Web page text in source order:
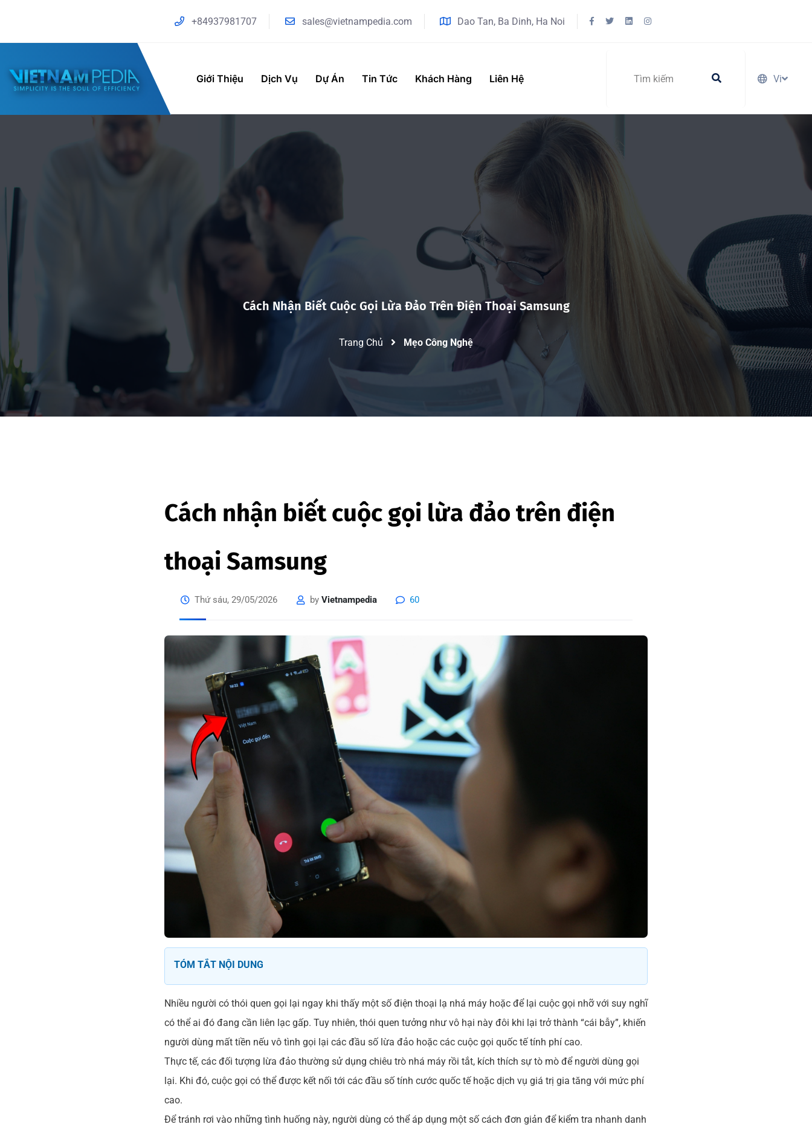
+84937981707 sales@vietnampedia.com Dao Tan, Ba Dinh, Ha Noi
Giới Thiệu Dịch Vụ Dự Án Tin Tức Khách Hàng Liên Hệ Vi
Cách Nhận Biết Cuộc Gọi Lừa Đảo Trên Điện Thoại Samsung
Trang Chủ Mẹo Công Nghệ
Cách nhận biết cuộc gọi lừa đảo trên điện
thoại Samsung
Thứ sáu, 29/05/2026 by Vietnampedia 60
TÓM TẮT NỘI DUNG
Nhiều người có thói quen gọi lại ngay khi thấy một số điện thoại lạ nhá máy hoặc để lại cuộc gọi nhỡ với suy nghĩ
có thể ai đó đang cần liên lạc gấp. Tuy nhiên, thói quen tưởng như vô hại này đôi khi lại trở thành “cái bẫy”, khiến
người dùng mất tiền nếu vô tình gọi lại các đầu số lừa đảo hoặc các cuộc gọi quốc tế tính phí cao.
Thực tế, các đối tượng lừa đảo thường sử dụng chiêu trò nhá máy rồi tắt, kích thích sự tò mò để người dùng gọi
lại. Khi đó, cuộc gọi có thể được kết nối tới các đầu số tính cước quốc tế hoặc dịch vụ giá trị gia tăng với mức phí
cao.
Để tránh rơi vào những tình huống này, người dùng có thể áp dụng một số cách đơn giản để kiểm tra nhanh danh